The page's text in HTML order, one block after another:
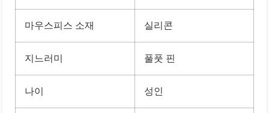
마우스피스 소재 실리콘
지느러미 풀풋 핀
나이 성인